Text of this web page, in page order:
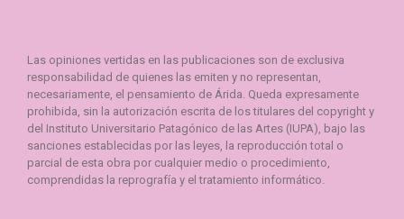
Las opiniones vertidas en las publicaciones son de exclusiva
responsabilidad de quienes las emiten y no representan,
necesariamente, el pensamiento de Árida. Queda expresamente
prohibida, sin la autorización escrita de los titulares del copyright y
del Instituto Universitario Patagónico de las Artes (IUPA), bajo las
sanciones establecidas por las leyes, la reproducción total o
parcial de esta obra por cualquier medio o procedimiento,
comprendidas la reprografía y el tratamiento informático.